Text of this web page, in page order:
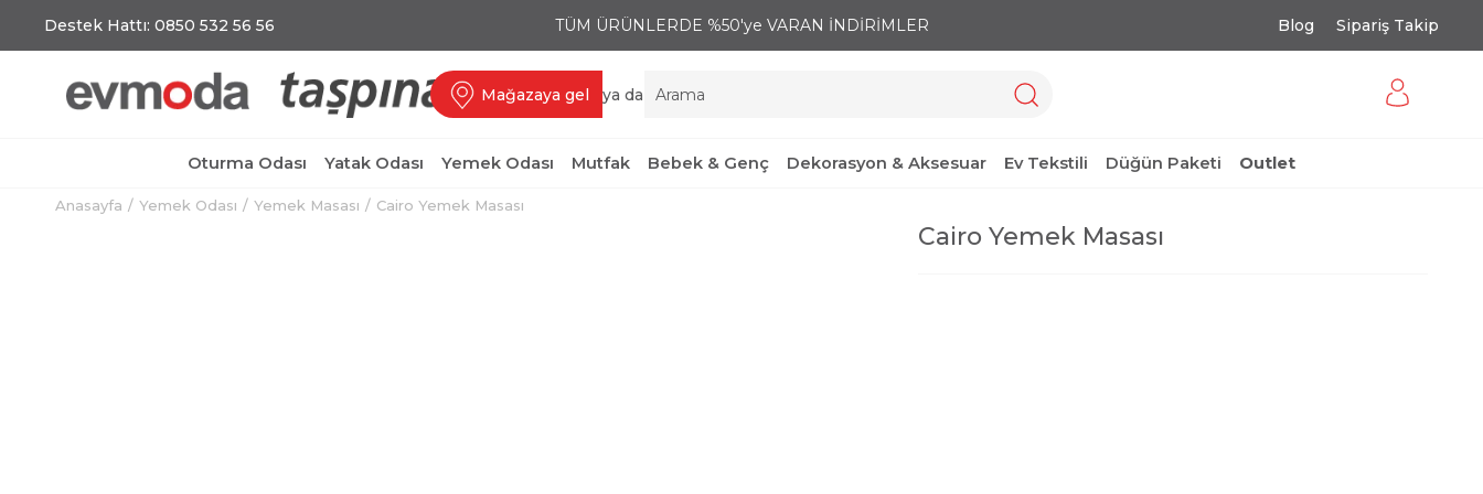
Destek Hattı: 0850 532 56 56 TÜM ÜRÜNLERDE %50'ye VARAN İNDİRİMLER Blog Sipariş Takip
Mağazaya gel ya da
Oturma Odası Yatak Odası Yemek Odası Mutfak Bebek & Genç Dekorasyon & Aksesuar Ev Tekstili Düğün Paketi Outlet
Anasayfa Yemek Odası Yemek Masası Cairo Yemek Masası
Cairo Yemek Masası